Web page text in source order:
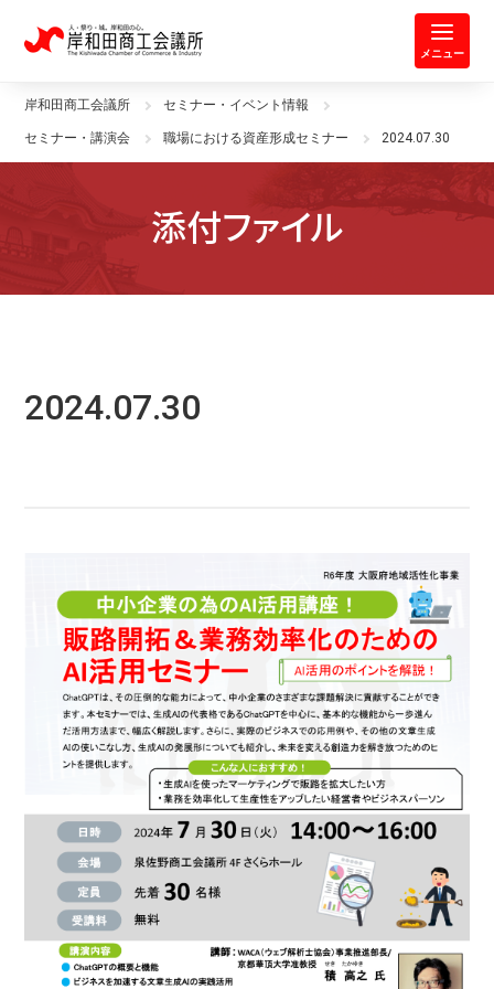
岸和田商工会議所 | 人・祭り・城。
メニュー
岸和田商工会議所 セミナー・イベント情報
セミナー・講演会 職場における資産形成セミナー 2024.07.30
添付ファイル
2024.07.30